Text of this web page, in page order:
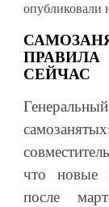
опубликовали
СЕЙЧАС
что новые
после